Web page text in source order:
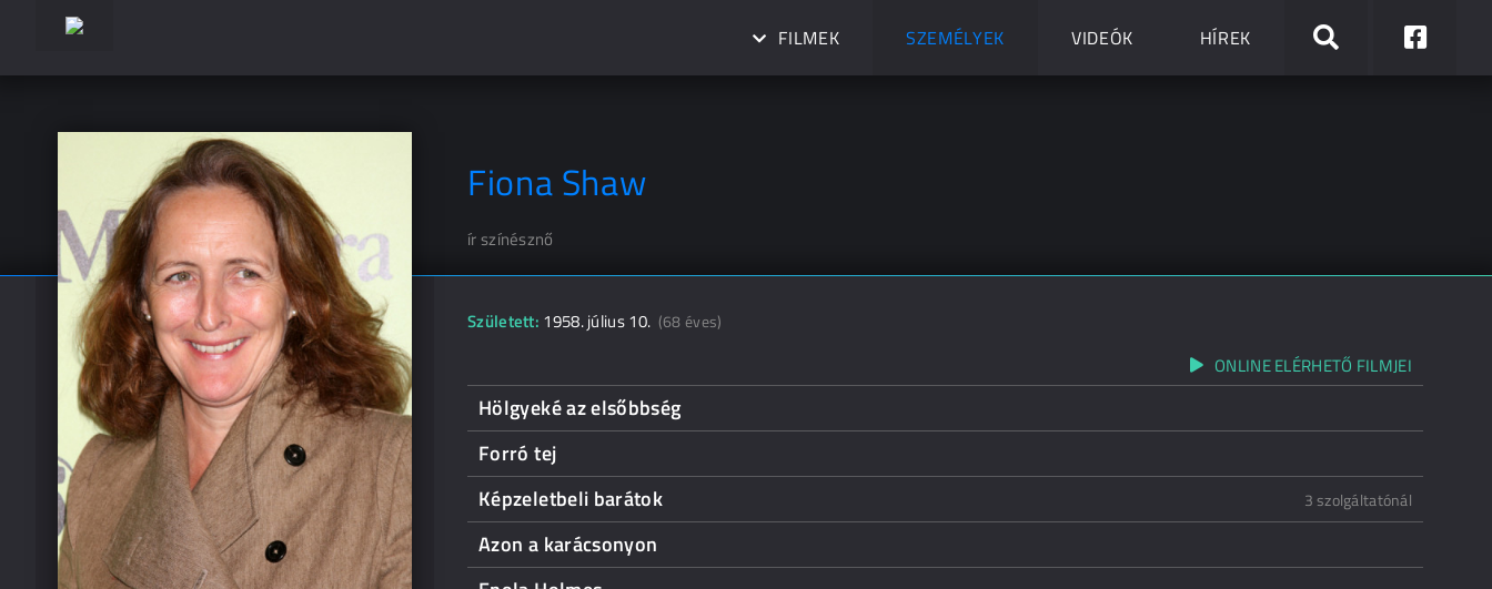
FILMEK SZEMÉLYEK VIDEÓK HÍREK
Fiona Shaw
ír színésznő
Született: 1958. július 10. (68 éves)
ONLINE ELÉRHETŐ FILMJEI
Hölgyeké az elsőbbség
Forró tej
Képzeletbeli barátok
3 szolgáltatónál
Azon a karácsonyon